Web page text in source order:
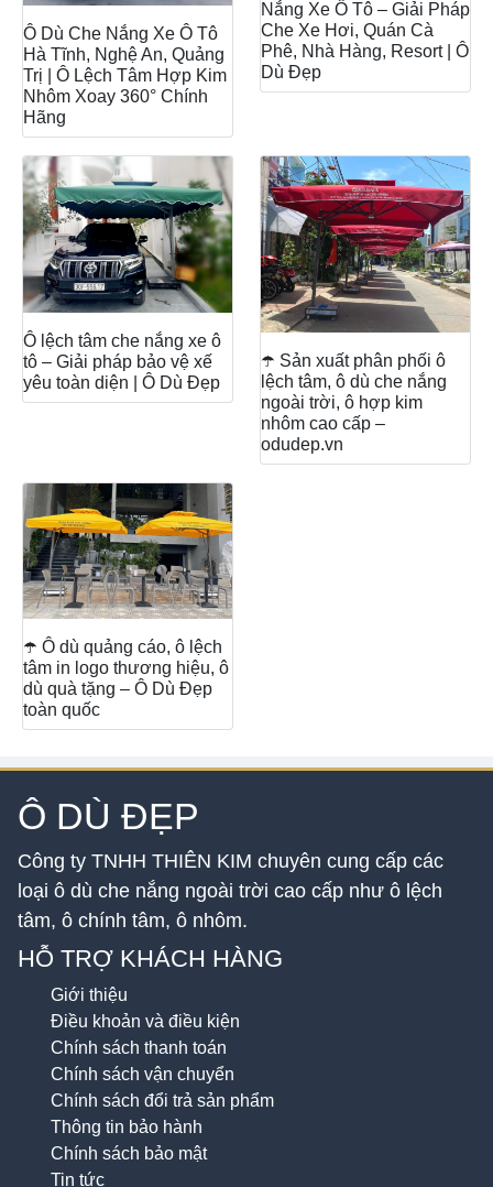
Ô Dù Che Nắng Xe Ô Tô
Hà Tĩnh, Nghệ An, Quảng
Trị | Ô Lệch Tâm Hợp Kim
Nhôm Xoay 360° Chính
Hãng
Nắng Xe Ô Tô – Giải Pháp
Che Xe Hơi, Quán Cà
Phê, Nhà Hàng, Resort | Ô
Dù Đẹp
Ô lệch tâm che nắng xe ô
tô – Giải pháp bảo vệ xế
yêu toàn diện | Ô Dù Đẹp
☂️ Sản xuất phân phối ô
lệch tâm, ô dù che nắng
ngoài trời, ô hợp kim
nhôm cao cấp –
odudep.vn
☂️ Ô dù quảng cáo, ô lệch
tâm in logo thương hiệu, ô
dù quà tặng – Ô Dù Đẹp
toàn quốc
Ô DÙ ĐẸP
Công ty TNHH THIÊN KIM chuyên cung cấp các
loại ô dù che nắng ngoài trời cao cấp như ô lệch
tâm, ô chính tâm, ô nhôm.
HỖ TRỢ KHÁCH HÀNG
Giới thiệu
Điều khoản và điều kiện
Chính sách thanh toán
Chính sách vận chuyển
Chính sách đổi trả sản phẩm
Thông tin bảo hành
Chính sách bảo mật
Tin tức